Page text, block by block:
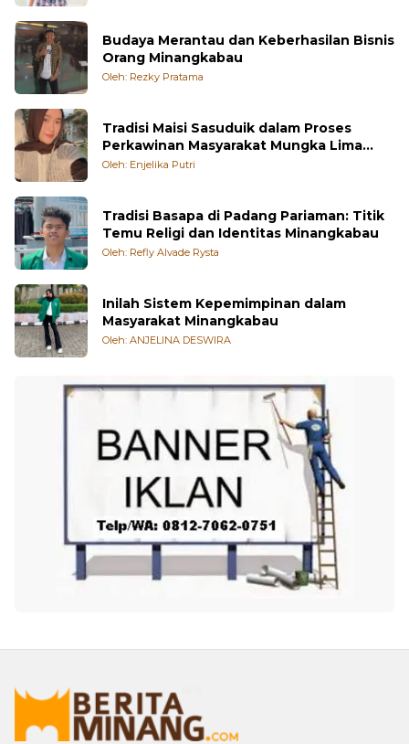
Budaya Merantau dan Keberhasilan Bisnis
Orang Minangkabau
Oleh: Rezky Pratama
Tradisi Maisi Sasuduik dalam Proses
Perkawinan Masyarakat Mungka Lima
Puluh Kota
Oleh: Enjelika Putri
Tradisi Basapa di Padang Pariaman: Titik
Temu Religi dan Identitas Minangkabau
Oleh: Refly Alvade Rysta
Inilah Sistem Kepemimpinan dalam
Masyarakat Minangkabau
Oleh: ANJELINA DESWIRA